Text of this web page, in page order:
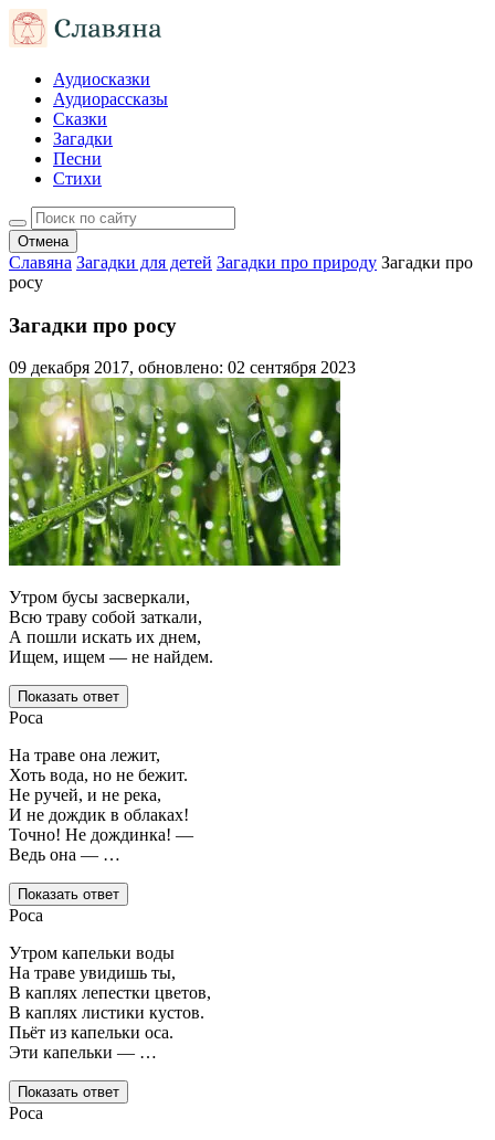
Аудиосказки
Аудиорассказы
Сказки
Загадки
Песни
Стихи
Отмена
Славяна Загадки для детей Загадки про природу Загадки про
росу
Загадки про росу
09 декабря 2017, обновлено: 02 сентября 2023
Утром бусы засверкали,
Всю траву собой заткали,
А пошли искать их днем,
Ищем, ищем — не найдем.
Показать ответ
Роса
На траве она лежит,
Хоть вода, но не бежит.
Не ручей, и не река,
И не дождик в облаках!
Точно! Не дождинка! —
Ведь она — …
Показать ответ
Роса
Утром капельки воды
На траве увидишь ты,
В каплях лепестки цветов,
В каплях листики кустов.
Пьёт из капельки оса.
Эти капельки — …
Показать ответ
Роса